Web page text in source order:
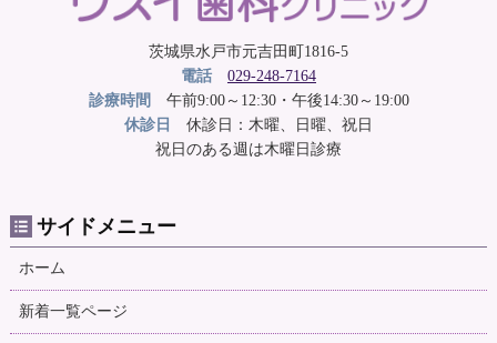
茨城県水戸市元吉田町1816-5
電話
029-248-7164
診療時間 午前9:00～12:30・午後14:30～19:00
休診日
休診日：木曜、日曜、祝日
祝日のある週は木曜日診療
サイドメニュー
ホーム
新着一覧ページ